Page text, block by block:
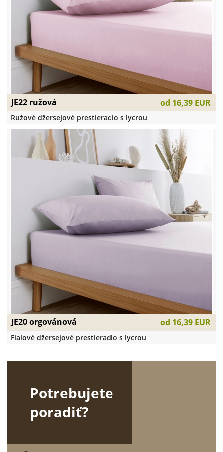
JE22 ružová od 16,39 EUR
Ružové džersejové prestieradlo s lycrou
JE20 orgovánová od 16,39 EUR
Fialové džersejové prestieradlo s lycrou
Potrebujete
poradiť?